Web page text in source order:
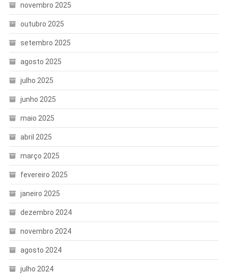
novembro 2025
outubro 2025
setembro 2025
agosto 2025
julho 2025
junho 2025
maio 2025
abril 2025
março 2025
fevereiro 2025
janeiro 2025
dezembro 2024
novembro 2024
agosto 2024
julho 2024